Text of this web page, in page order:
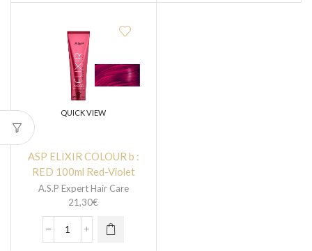
QUICK VIEW
ASP ELIXIR COLOUR b :
RED 100ml Red-Violet
A.S.P Expert Hair Care
21,30€